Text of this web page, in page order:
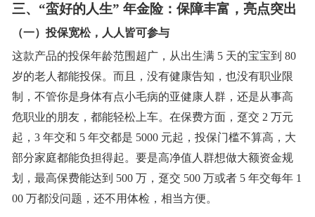
三、 “蛮好的人生” 年金险：保障丰富，亮点突出
（一）投保宽松，人人皆可参与
这款产品的投保年龄范围超广，从出生满 5 天的宝宝到 80
岁的老人都能投保。而且，没有健康告知，也没有职业限
制，不管你是身体有点小毛病的亚健康人群，还是从事高
危职业的朋友，都能轻松上车。在保费方面，趸交 2 万元
起，3 年交和 5 年交都是 5000 元起，投保门槛不算高，大
部分家庭都能负担得起。要是高净值人群想做大额资金规
划，最高保费能达到 500 万，趸交 500 万或者 5 年交每年 1
00 万都没问题，还不用体检，相当方便。